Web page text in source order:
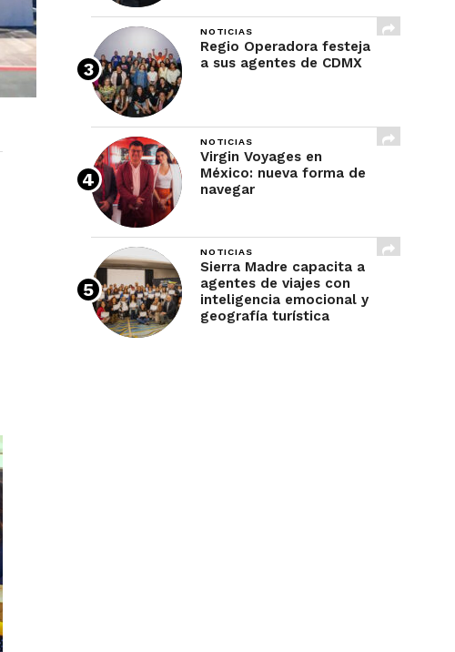
NOTICIAS
Regio Operadora festeja
a sus agentes de CDMX
NOTICIAS
Virgin Voyages en
México: nueva forma de
navegar
NOTICIAS
Sierra Madre capacita a
agentes de viajes con
inteligencia emocional y
geografía turística